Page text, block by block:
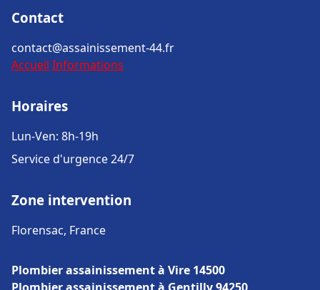
Contact
contact@assainissement-44.fr
Accueil Informations
Horaires
Lun-Ven: 8h-19h
Service d'urgence 24/7
Zone intervention
Florensac, France
Plombier assainissement à Vire 14500